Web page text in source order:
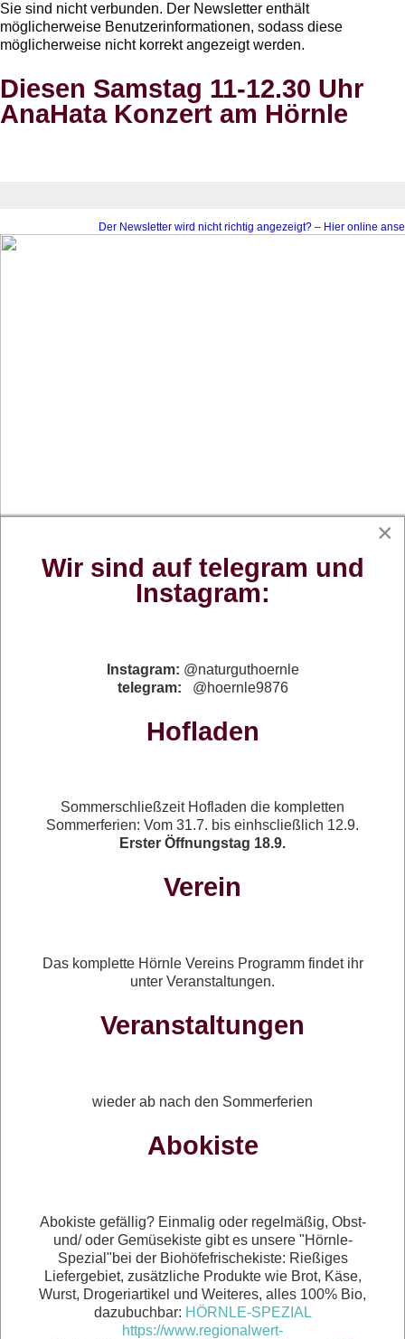
Sie sind nicht verbunden. Der Newsletter enthält
möglicherweise Benutzerinformationen, sodass diese
möglicherweise nicht korrekt angezeigt werden.
Diesen Samstag 11-12.30 Uhr
AnaHata Konzert am Hörnle
×
Wir sind auf telegram und
Instagram:
Instagram: @naturguthoernle
telegram: @hoernle9876
Hofladen
Sommerschließzeit Hofladen die kompletten
Sommerferien: Vom 31.7. bis einhscließlich 12.9.
Erster Öffnungstag 18.9.
Verein
Das komplette Hörnle Vereins Programm findet ihr
unter Veranstaltungen.
Veranstaltungen
wieder ab nach den Sommerferien
Abokiste
Abokiste gefällig? Einmalig oder regelmäßig, Obst-
und/ oder Gemüsekiste gibt es unsere "Hörnle-
Spezial"bei der Biohöfefrischekiste: Rießiges
Liefergebiet, zusätzliche Produkte wie Brot, Käse,
Wurst, Drogeriartikel und Weiteres, alles 100% Bio,
dazubuchbar: HÖRNLE-SPEZIAL
https://www.regionalwert-